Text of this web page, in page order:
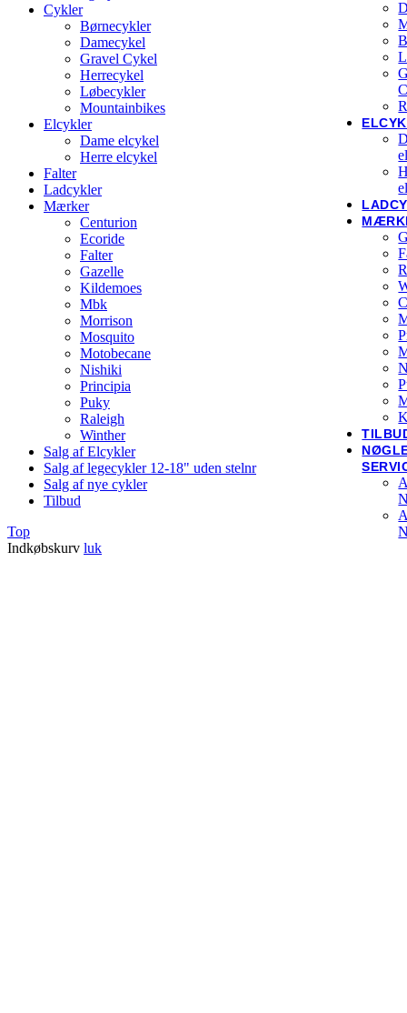
Cykler
Børnecykler
Damecykel
Gravel Cykel
Herrecykel
Løbecykler
Mountainbikes
Elcykler
Dame elcykel
Herre elcykel
Falter
Ladcykler
Mærker
Centurion
Ecoride
Falter
Gazelle
Kildemoes
Mbk
Morrison
Mosquito
Motobecane
Nishiki
Principia
Puky
Raleigh
Winther
Salg af Elcykler
Salg af legecykler 12-18" uden stelnr
Salg af nye cykler
Tilbud
Top
Indkøbskurv luk